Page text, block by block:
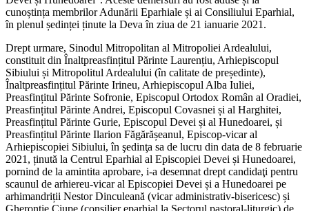
cunoștința membrilor Adunării Eparhiale și ai Consiliului Eparhial,
în plenul ședinței ținute la Deva în ziua de 21 ianuarie 2021.
Drept urmare, Sinodul Mitropolitan al Mitropoliei Ardealului,
constituit din Înaltpreasfințitul Părinte Laurențiu, Arhiepiscopul
Sibiului și Mitropolitul Ardealului (în calitate de președinte),
Înaltpreasfințitul Părinte Irineu, Arhiepiscopul Alba Iuliei,
Preasfințitul Părinte Sofronie, Episcopul Ortodox Român al Oradiei,
Preasfințitul Părinte Andrei, Episcopul Covasnei și al Harghitei,
Preasfințitul Părinte Gurie, Episcopul Devei și al Hunedoarei, și
Preasfințitul Părinte Ilarion Făgărășeanul, Episcop-vicar al
Arhiepiscopiei Sibiului, în şedinţa sa de lucru din data de 8 februarie
2021, ținută la Centrul Eparhial al Episcopiei Devei și Hunedoarei,
pornind de la amintita aprobare, i-a desemnat drept candidaţi pentru
scaunul de arhiereu-vicar al Episcopiei Devei și a Hunedoarei pe
arhimandriții Nestor Dinculeană (vicar administrativ-bisericesc) și
Gherontie Ciupe (consilier eparhial la Sectorul pastoral-liturgic) de